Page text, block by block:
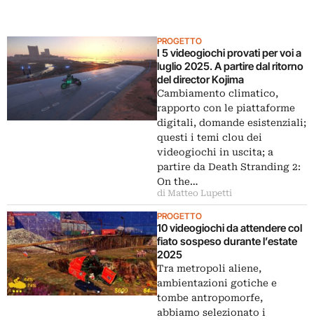
PROGETTO
I 5 videogiochi provati per voi a
luglio 2025. A partire dal ritorno
del director Kojima
Cambiamento climatico,
rapporto con le piattaforme
digitali, domande esistenziali;
questi i temi clou dei
videogiochi in uscita; a
partire da Death Stranding 2:
On the…
di Matteo Lupetti
PROGETTO
10 videogiochi da attendere col
fiato sospeso durante l’estate
2025
Tra metropoli aliene,
ambientazioni gotiche e
tombe antropomorfe,
abbiamo selezionato i